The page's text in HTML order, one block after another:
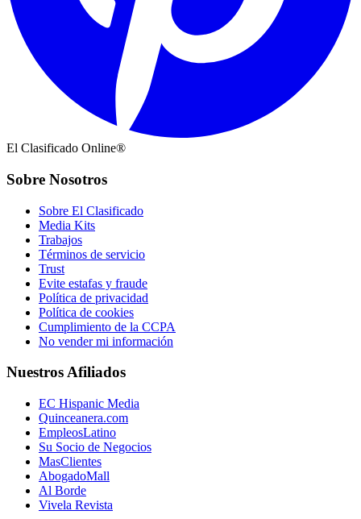
El Clasificado Online®
Sobre Nosotros
Sobre El Clasificado
Media Kits
Trabajos
Términos de servicio
Trust
Evite estafas y fraude
Política de privacidad
Política de cookies
Cumplimiento de la CCPA
No vender mi información
Nuestros Afiliados
EC Hispanic Media
Quinceanera.com
EmpleosLatino
Su Socio de Negocios
MasClientes
AbogadoMall
Al Borde
Vivela Revista